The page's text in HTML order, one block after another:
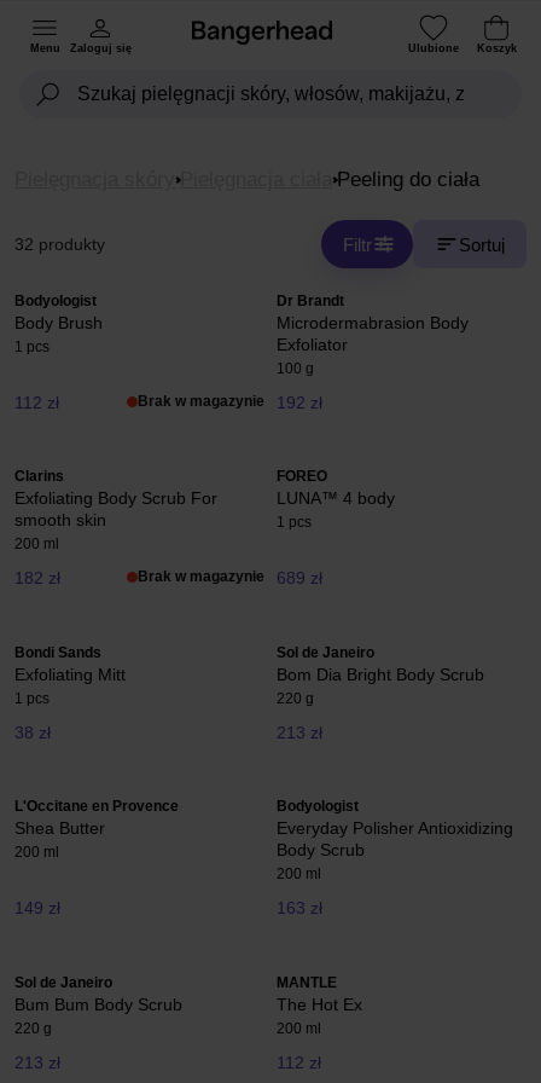
Menu Zaloguj się Ulubione Koszyk
Pielęgnacja ciała Peeling do ciała
32 produkty Filtr Sortuj
Bodyologist
Body Brush
1 pcs
112 zł Brak w magazynie
Dr Brandt
Microdermabrasion Body
Exfoliator
100 g
192 zł
Clarins
Exfoliating Body Scrub For
smooth skin
200 ml
182 zł Brak w magazynie
FOREO
LUNA™ 4 body
1 pcs
689 zł
Bondi Sands
Exfoliating Mitt
1 pcs
38 zł
Sol de Janeiro
Bom Dia Bright Body Scrub
220 g
213 zł
L'Occitane en Provence
Shea Butter
200 ml
149 zł
Bodyologist
Everyday Polisher Antioxidizing
Body Scrub
200 ml
163 zł
Sol de Janeiro
Bum Bum Body Scrub
220 g
213 zł
MANTLE
The Hot Ex
200 ml
112 zł